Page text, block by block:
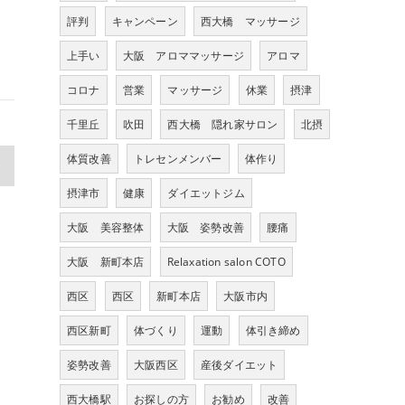
評判 キャンペーン 西大橋 マッサージ
上手い 大阪 アロママッサージ アロマ
コロナ 営業 マッサージ 休業 摂津
千里丘 吹田 西大橋 隠れ家サロン 北摂
体質改善 トレセンメンバー 体作り
摂津市 健康 ダイエットジム
大阪 美容整体 大阪 姿勢改善 腰痛
大阪 新町本店 Relaxation salon COTO
西区 西区 新町本店 大阪市内
西区新町 体づくり 運動 体引き締め
姿勢改善 大阪西区 産後ダイエット
西大橋駅 お探しの方 お勧め 改善